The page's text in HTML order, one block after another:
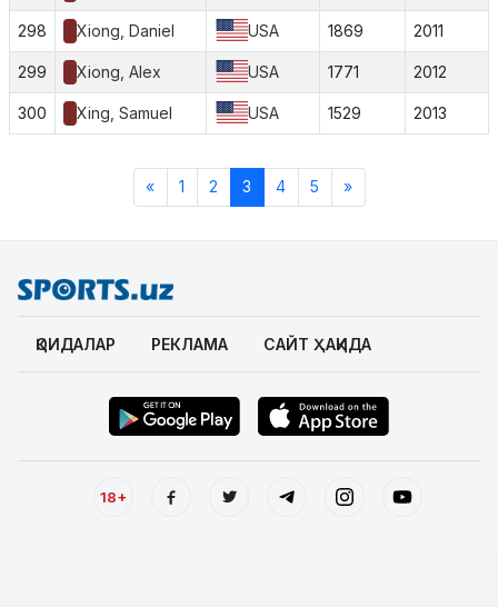
298 Xiong, Daniel USA 1869 2011
299 Xiong, Alex USA 1771 2012
300 Xing, Samuel USA 1529 2013
« 1 2 3 4 5 »
ҚОИДАЛАР РЕКЛАМА САЙТ ҲАҚИДА
18+